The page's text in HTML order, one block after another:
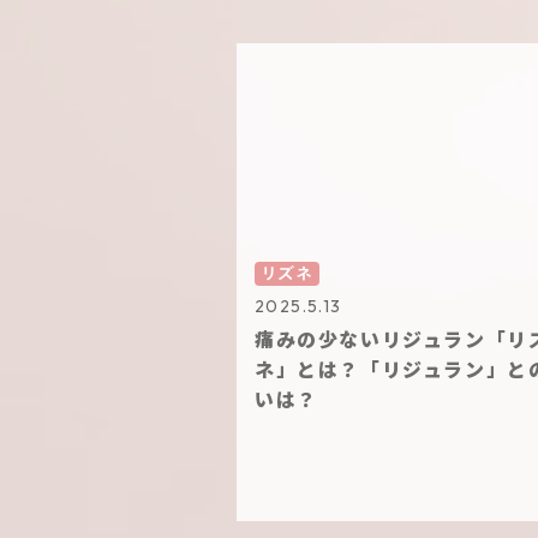
リズネ
2025.5.13
痛みの少ないリジュラン「リ
ネ」とは？「リジュラン」と
いは？